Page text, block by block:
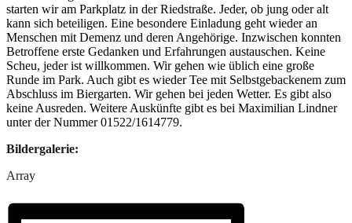
starten wir am Parkplatz in der Riedstraße. Jeder, ob jung oder alt
kann sich beteiligen. Eine besondere Einladung geht wieder an
Menschen mit Demenz und deren Angehörige. Inzwischen konnten
Betroffene erste Gedanken und Erfahrungen austauschen. Keine
Scheu, jeder ist willkommen. Wir gehen wie üblich eine große
Runde im Park. Auch gibt es wieder Tee mit Selbstgebackenem zum
Abschluss im Biergarten. Wir gehen bei jeden Wetter. Es gibt also
keine Ausreden. Weitere Auskünfte gibt es bei Maximilian Lindner
unter der Nummer 01522/1614779.
Bildergalerie:
Array